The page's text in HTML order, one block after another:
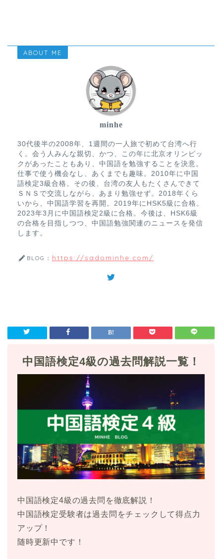
ABOUT ME
minhe
30代後半の2008年、1週間の一人旅で初めて台湾へ行
く。会う人みんな親切、かつ、この年に北京オリンピッ
クがあったこともあり、中国語を勉強することを決意。
仕事で使う機会なし、あくまでも趣味。2010年に中国
語検定3級合格。その後、台湾の友人もたくさんできて
ＳＮＳで交流しながら、あまり勉強せず。2018年くら
いから、中国語学習を再開。2019年にHSK5級に合格。
2023年3月に中国語検定2級に合格。今後は、HSK6級
の合格を目指しつつ、中国語勉強関連のニュースを発信
します。
BLOG： https://sadominhe.com/
中国語検定4級の過去問解説一覧！
中国語検定4級の過去問を徹底解説！
中国語検定受験者は過去問をチェックして得点力
アップ！
随時更新中です！